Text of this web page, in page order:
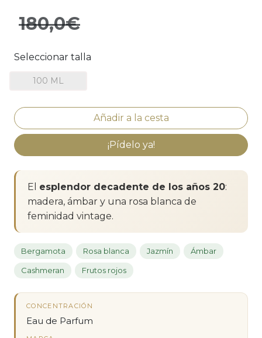
180,0€
Seleccionar talla
100 ML
¡Pídelo ya!
El esplendor decadente de los años 20:
madera, ámbar y una rosa blanca de
feminidad vintage.
Bergamota Rosa blanca Jazmín Ámbar
Cashmeran Frutos rojos
CONCENTRACIÓN
Eau de Parfum